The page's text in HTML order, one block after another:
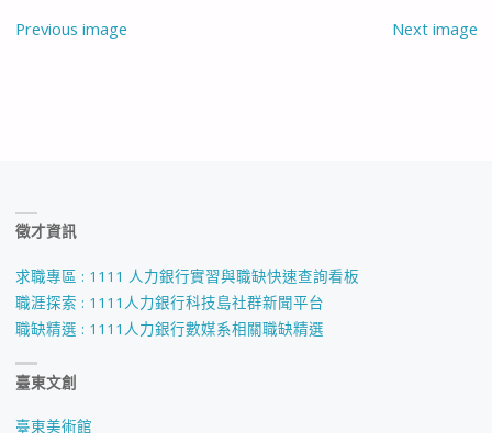
Previous image Next image
徵才資訊
求職專區 : 1111 人力銀行實習與職缺快速查詢看板
職涯探索 : 1111人力銀行科技島社群新聞平台
職缺精選 : 1111人力銀行數媒系相關職缺精選
臺東文創
臺東美術館